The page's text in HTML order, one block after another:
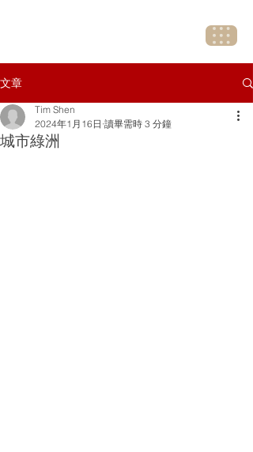
文章
城市綠洲
Tim Shen
2024年1月16日 讀畢需時 3 分鐘